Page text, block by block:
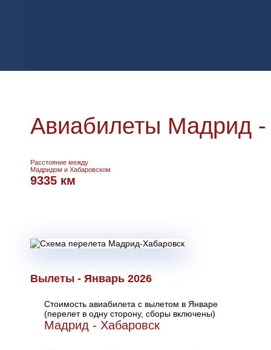
Авиабилеты Мадрид -
Расстояние между
Мадридом и Хабаровском
9335 км
Вылеты - Январь 2026
Стоимость авиабилета с вылетом в Январе
(перелет в одну сторону, сборы включены)
Мадрид - Хабаровск